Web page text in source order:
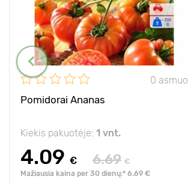
0 asmuo
Pomidorai Ananas
Kiekis pakuotėje: 1 vnt.
4.09 € 6.69 €
Mažiausia kaina per 30 dienų:* 6.69 €